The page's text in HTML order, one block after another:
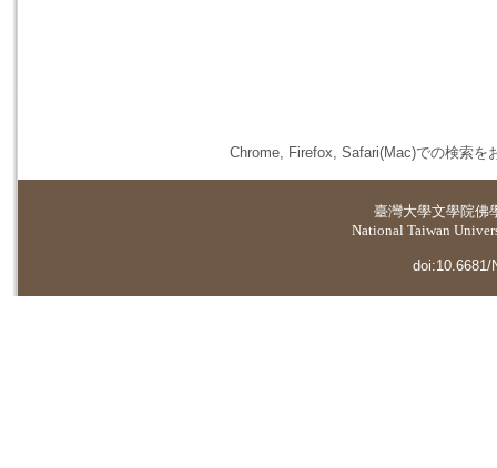
Chrome, Firefox, Safari(Mac)での検索を
臺灣大學文學院佛
National Taiwan
doi:10.6681/